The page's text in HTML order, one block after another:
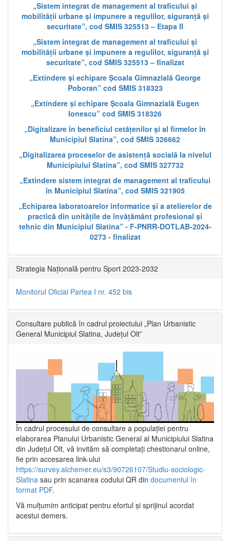
„Sistem integrat de management al traficului și
mobilității urbane și impunere a regulilor, siguranță și
securitate”, cod SMIS 325513 – Etapa II
„Sistem integrat de management al traficului și
mobilității urbane și impunere a regulilor, siguranță și
securitate”, cod SMIS 325513 – finalizat
„Extindere și echipare Școala Gimnazială George
Poboran” cod SMIS 318323
„Extindere și echipare Școala Gimnazială Eugen
Ionescu” cod SMIS 318326
„Digitalizare în beneficiul cetățenilor și al firmelor în
Municipiul Slatina”, cod SMIS 326662
„Digitalizarea proceselor de asistență socială la nivelul
Municipiului Slatina”, cod SMIS 327732
„Extindere sistem integrat de management al traficului
în Municipiul Slatina”, cod SMIS 321905
„Echiparea laboratoarelor informatice și a atelierelor de
practică din unitățile de învățământ profesional și
tehnic din Municipiul Slatina” - F-PNRR-DOTLAB-2024-
0273 - finalizat
Strategia Națională pentru Sport 2023-2032
Monitorul Oficial Partea I nr. 452 bis
Consultare publică în cadrul proiectului „Plan Urbanistic
General Municipiul Slatina, Județul Olt”
În cadrul procesului de consultare a populaţiei pentru
elaborarea Planului Urbanistic General al Municipiului Slatina
din Județul Olt, vă invităm să completați chestionarul online,
fie prin accesarea link-ului
https://survey.alchemer.eu/s3/90726107/Studiu-sociologic-
Slatina sau prin scanarea codului QR din documentul în
format PDF.
Vă mulţumim anticipat pentru efortul şi sprijinul acordat
acestui demers.